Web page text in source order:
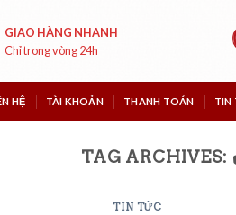
GIAO HÀNG NHANH
Chỉ trong vòng 24h
HỆ TÀI KHOẢN THANH TOÁN TIN
TAG ARCHIVES:
TIN TỨC